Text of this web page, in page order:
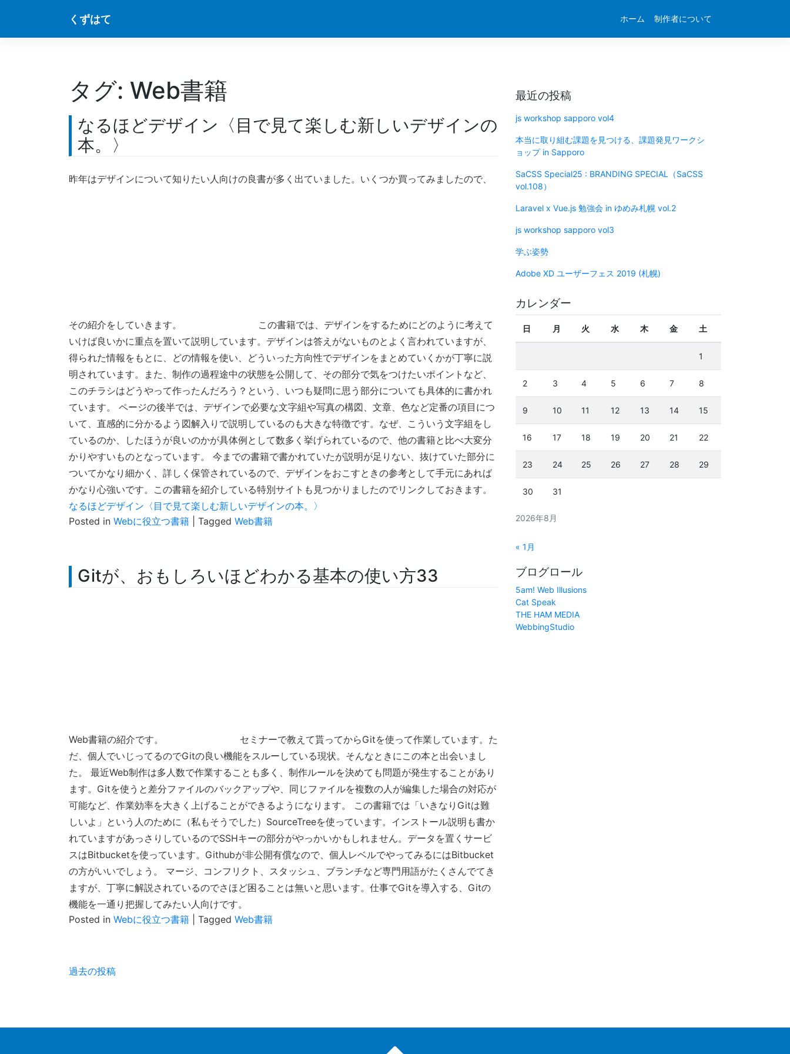
content
くずはて ホーム 制作者について
タグ: Web書籍
なるほどデザイン〈目で見て楽しむ新しいデザインの
本。〉
昨年はデザインについて知りたい人向けの良書が多く出ていました。いくつか買ってみましたので、
その紹介をしていきます。
この書籍では、デザインをするためにどのように考えて
いけば良いかに重点を置いて説明しています。デザインは答えがないものとよく言われていますが、
得られた情報をもとに、どの情報を使い、どういった方向性でデザインをまとめていくかが丁寧に説
明されています。また、制作の過程途中の状態を公開して、その部分で気をつけたいポイントなど、
このチラシはどうやって作ったんだろう？という、いつも疑問に思う部分についても具体的に書かれ
ています。 ページの後半では、デザインで必要な文字組や写真の構図、文章、色など定番の項目につ
いて、直感的に分かるよう図解入りで説明しているのも大きな特徴です。なぜ、こういう文字組をし
ているのか、したほうが良いのかが具体例として数多く挙げられているので、他の書籍と比べ大変分
かりやすいものとなっています。 今までの書籍で書かれていたが説明が足りない、抜けていた部分に
ついてかなり細かく、詳しく保管されているので、デザインをおこすときの参考として手元にあれば
かなり心強いです。この書籍を紹介している特別サイトも見つかりましたのでリンクしておきます。
なるほどデザイン〈目で見て楽しむ新しいデザインの本。〉
Posted in Webに役立つ書籍 Tagged Web書籍
Gitが、おもしろいほどわかる基本の使い方33
Web書籍の紹介です。
セミナーで教えて貰ってからGitを使って作業しています。た
だ、個人でいじってるのでGitの良い機能をスルーしている現状。そんなときにこの本と出会いまし
た。 最近Web制作は多人数で作業することも多く、制作ルールを決めても問題が発生することがあり
ます。Gitを使うと差分ファイルのバックアップや、同じファイルを複数の人が編集した場合の対応が
可能など、作業効率を大きく上げることができるようになります。 この書籍では「いきなりGitは難
しいよ」という人のために（私もそうでした）SourceTreeを使っています。インストール説明も書か
れていますがあっさりしているのでSSHキーの部分がやっかいかもしれません。データを置くサービ
スはBitbucketを使っています。Githubが非公開有償なので、個人レベルでやってみるにはBitbucket
の方がいいでしょう。 マージ、コンフリクト、スタッシュ、ブランチなど専門用語がたくさんでてき
ますが、丁寧に解説されているのでさほど困ることは無いと思います。仕事でGitを導入する、Gitの
機能を一通り把握してみたい人向けです。
Posted in Webに役立つ書籍 Tagged Web書籍
投
ビ
過去の投稿
最近の投稿
js workshop sapporo vol4
本当に取り組む課題を見つける、課題発見ワークシ
ョップ in Sapporo
SaCSS Special25 : BRANDING SPECIAL（SaCSS
vol.108）
Laravel x Vue.js 勉強会 in ゆめみ札幌 vol.2
js workshop sapporo vol3
学ぶ姿勢
Adobe XD ユーザーフェス 2019 (札幌)
カレンダー
2026年8月
日 月 火 水 木 金 土
1
2 3 4 5 6 7 8
9 10 11 12 13 14 15
16 17 18 19 20 21 22
23 24 25 26 27 28 29
30 31
« 1月
ブログロール
5am! Web Illusions
Cat Speak
THE HAM MEDIA
WebbingStudio